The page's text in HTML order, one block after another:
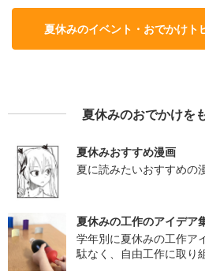
夏休みのイベント・おでかけト
夏休みのおでかけを
夏休みおすすめ漫画
夏に読みたいおすすめの
夏休みの工作のアイデア
学年別に夏休みの工作ア
駄なく、自由工作に取り